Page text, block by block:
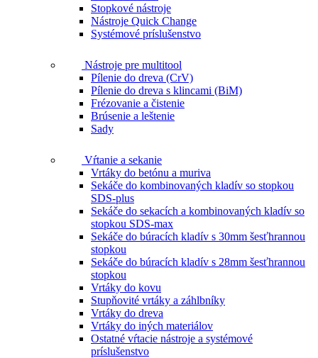
Stopkové nástroje
Nástroje Quick Change
Systémové príslušenstvo
Nástroje pre multitool
Pílenie do dreva (CrV)
Pílenie do dreva s klincami (BiM)
Frézovanie a čistenie
Brúsenie a leštenie
Sady
Vŕtanie a sekanie
Vrtáky do betónu a muriva
Sekáče do kombinovaných kladív so stopkou
SDS-plus
Sekáče do sekacích a kombinovaných kladív so
stopkou SDS-max
Sekáče do búracích kladív s 30mm šesťhrannou
stopkou
Sekáče do búracích kladív s 28mm šesťhrannou
stopkou
Vrtáky do kovu
Stupňovité vrtáky a záhlbníky
Vrtáky do dreva
Vrtáky do iných materiálov
Ostatné vŕtacie nástroje a systémové
príslušenstvo